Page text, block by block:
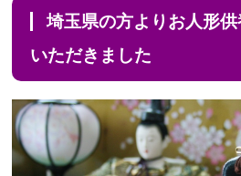
埼玉県の方よりお人形供養のお申し込みを
いただきました